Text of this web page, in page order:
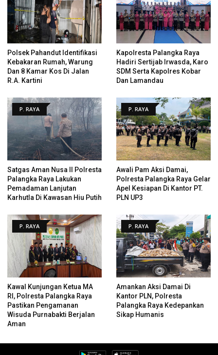
Polsek Pahandut Identifikasi
Kebakaran Rumah, Warung
Dan 8 Kamar Kos Di Jalan
R.A. Kartini
Kapolresta Palangka Raya
Hadiri Sertijab Irwasda, Karo
SDM Serta Kapolres Kobar
Dan Lamandau
P. RAYA
Satgas Aman Nusa II Polresta
Palangka Raya Lakukan
Pemadaman Lanjutan
Karhutla Di Kawasan Hiu Putih
P. RAYA
Awali Pam Aksi Damai,
Polresta Palangka Raya Gelar
Apel Kesiapan Di Kantor PT.
PLN UP3
P. RAYA
Kawal Kunjungan Ketua MA
RI, Polresta Palangka Raya
Pastikan Pengamanan
Wisuda Purnabakti Berjalan
Aman
P. RAYA
Amankan Aksi Damai Di
Kantor PLN, Polresta
Palangka Raya Kedepankan
Sikap Humanis